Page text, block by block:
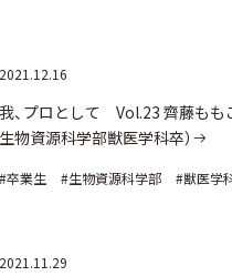
、プロとして Vol.23 齊藤もも
物資源科学部獣医学科卒）
卒業生 #生物資源科学部 #獣医学